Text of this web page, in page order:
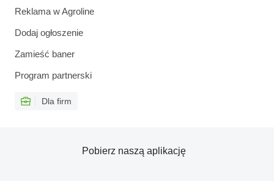
Reklama w Agroline
Dodaj ogłoszenie
Zamieść baner
Program partnerski
Dla firm
Pobierz naszą aplikację